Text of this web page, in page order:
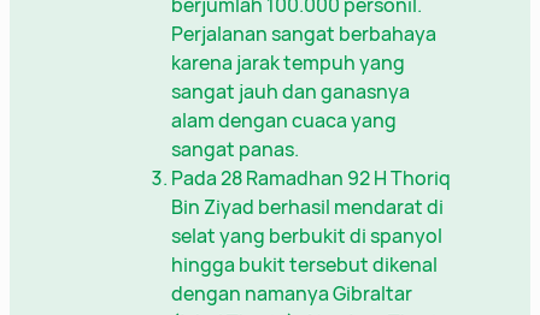
Perjalanan sangat berbahaya
karena jarak tempuh yang
sangat jauh dan ganasnya
alam dengan cuaca yang
sangat panas.
Pada 28 Ramadhan 92 H Thoriq
Bin Ziyad berhasil mendarat di
selat yang berbukit di spanyol
hingga bukit tersebut dikenal
dengan namanya Gibraltar